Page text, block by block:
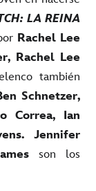
LA REINA
Rachel Lee
Rachel Lee
también
Schnetzer,
Correa, Ian
Jennifer
son los